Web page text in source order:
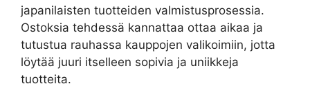
japanilaisten tuotteiden valmistusprosessia.
Ostoksia tehdessä kannattaa ottaa aikaa ja
tutustua rauhassa kauppojen valikoimiin, jotta
löytää juuri itselleen sopivia ja uniikkeja
tuotteita.